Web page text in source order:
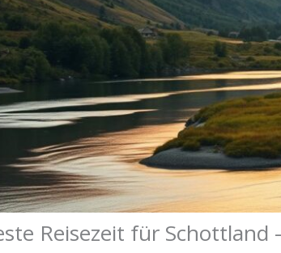
Reisezeit für Schottland